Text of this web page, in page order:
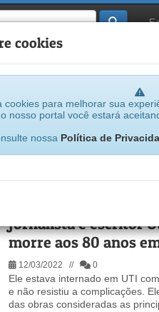
cookies
cookies para melhorar sua
nosso portal você estará
nossa Política de
Jornalista e escritor
morre aos 80 anos
12/03/2022 // 0
Ele estava internado em UTI
e não resistiu a complicações.
das obras consideradas as